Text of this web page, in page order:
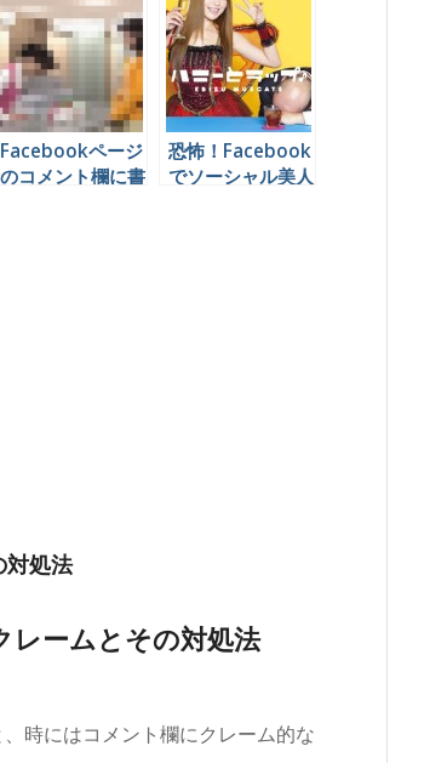
Facebookページ
のコメント欄に書
恐怖！Facebook
でソーシャル美人
対処法
レームとその対処法
時にはコメント欄にクレーム的な